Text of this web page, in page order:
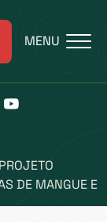
MENU
PROJETO
DE MANGUE E